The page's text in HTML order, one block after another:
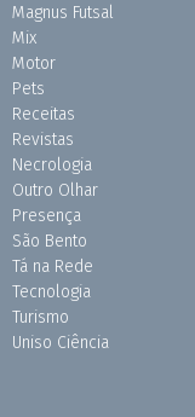
Magnus Futsal
Mix
Motor
Pets
Receitas
Revistas
Necrologia
Outro Olhar
Presença
São Bento
Tá na Rede
Tecnologia
Turismo
Uniso Ciência